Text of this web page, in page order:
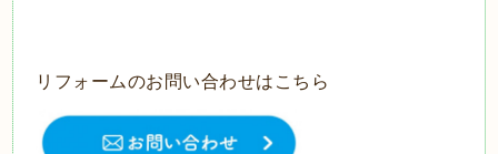
リフォームのお問い合わせはこちら